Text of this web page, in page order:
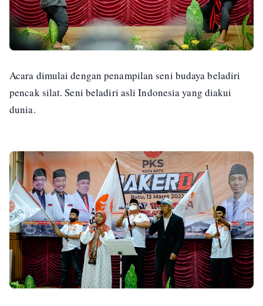
Acara dimulai dengan penampilan seni budaya beladiri
pencak silat. Seni beladiri asli Indonesia yang diakui
dunia.